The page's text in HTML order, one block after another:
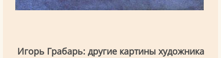
Игорь Грабарь: другие картины художника